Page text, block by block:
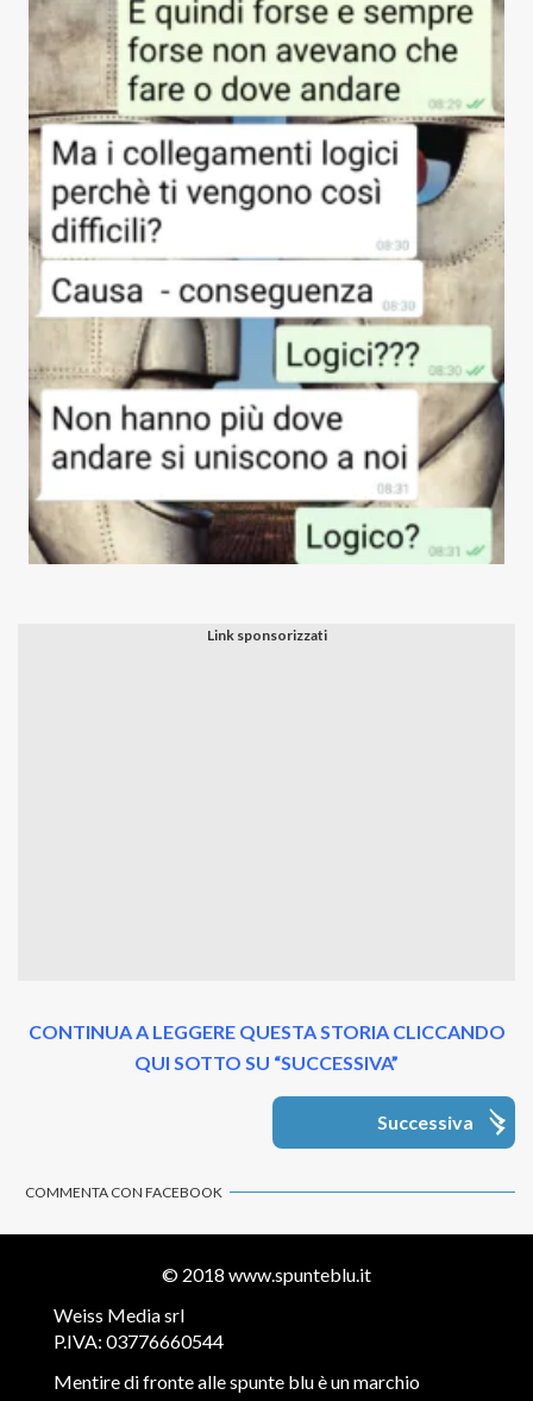
CONTINUA A LEGGERE QUESTA STORIA CLICCANDO
QUI SOTTO SU “SUCCESSIVA”
Successiva
COMMENTA CON FACEBOOK
© 2018 www.spunteblu.it
Weiss Media srl
P.IVA: 03776660544
Mentire di fronte alle spunte blu è un marchio